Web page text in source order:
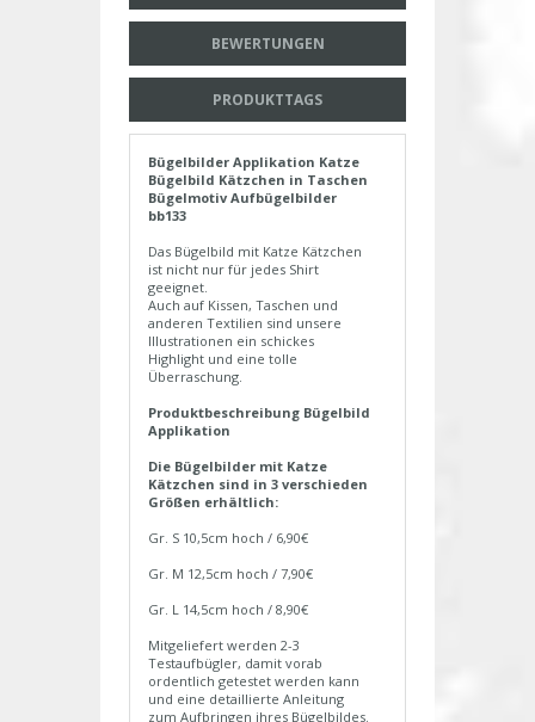
BEWERTUNGEN
PRODUKTTAGS
Bügelbilder Applikation Katze
Bügelbild Kätzchen in Taschen
Bügelmotiv Aufbügelbilder
bb133
Das Bügelbild mit Katze Kätzchen
ist nicht nur für jedes Shirt
geeignet.
Auch auf Kissen, Taschen und
anderen Textilien sind unsere
Illustrationen ein schickes
Highlight und eine tolle
Überraschung.
Produktbeschreibung Bügelbild
Applikation
Die Bügelbilder mit Katze
Kätzchen sind in 3 verschieden
Größen erhältlich:
Gr. S 10,5cm hoch / 6,90€
Gr. M 12,5cm hoch / 7,90€
Gr. L 14,5cm hoch / 8,90€
Mitgeliefert werden 2-3
Testaufbügler, damit vorab
ordentlich getestet werden kann
und eine detaillierte Anleitung
zum Aufbringen ihres Bügelbildes.